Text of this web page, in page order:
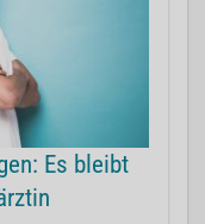
Es bleibt